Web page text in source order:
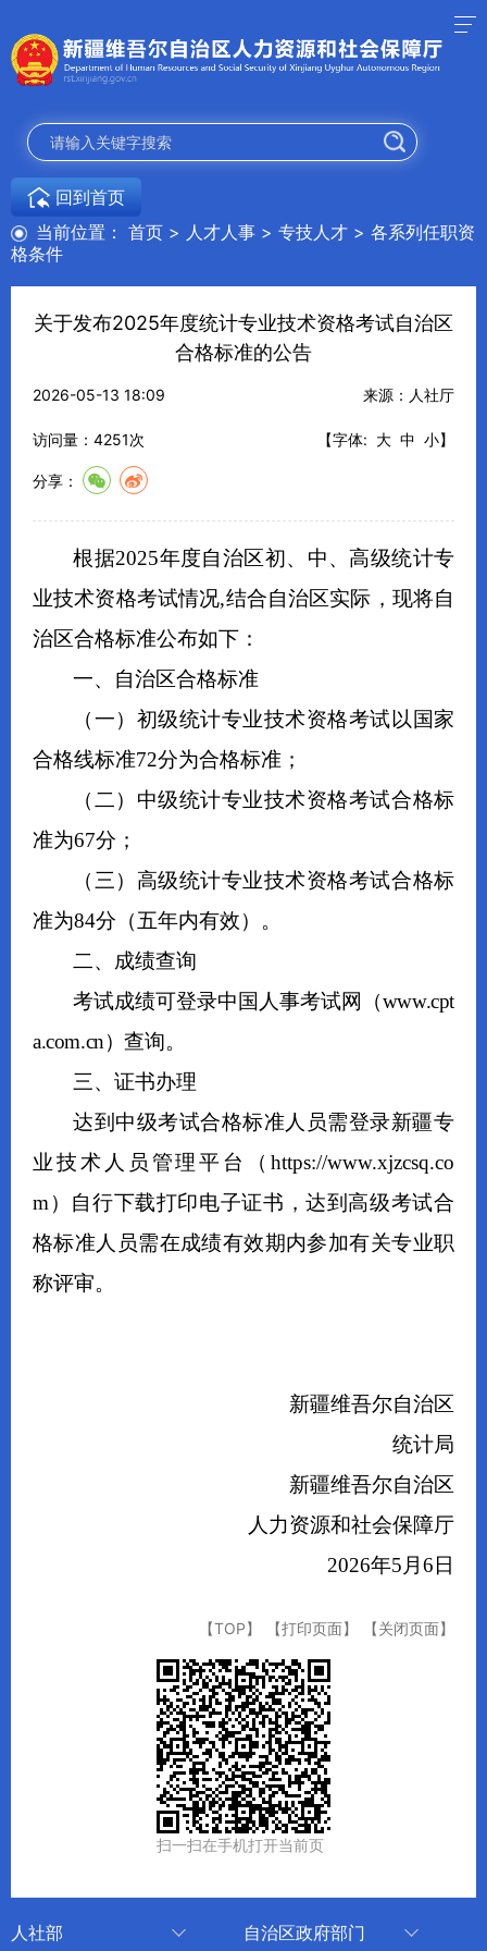
当前位置： 首页 > 人才人事 > 专技人才 > 各系列任职资
格条件
回到首页
关于发布2025年度统计专业技术资格考试自治区
合格标准的公告
2026-05-13 18:09 来源：人社厅
访问量： 4251次 【字体: 大 中 小】
分享：
根据2025年度自治区初、中、高级统计专
业技术资格考试情况,结合自治区实际， 现将自
治区合格标准公布如下：
一、自治区合格标准
（一） 初级统计专业技术资格考试 以国家
合格线标准72分为合格标准；
（二） 中级统计专业技术资格考试合格标
准为67分 ；
（三） 高级统计专业技术资格考试合格标
准为84分（五年内有效）。
二、成绩查询
考试成绩可登录中国人事考试网（www.cpt
a.com.cn）查询。
三、证书办理
达到中级考试合格标准人员需登录新疆专
业技术人员管理平台（ https://www.xjzcsq.co
m）自行下载打印电子证书，达到高级考试合
格标准人员需在成绩有效期内参加有关专业职
称评审。
新疆维吾尔自治区
统计局
新疆维吾尔自治区
人力资源和社会保障厅
2026年5月6日
【TOP】 【打印页面】 【关闭页面】
扫一扫在手机打开当前页
人社部 自治区政府部门